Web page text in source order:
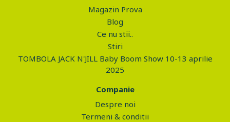
Magazin Prova
Blog
Ce nu stii..
Stiri
TOMBOLA JACK N'JILL Baby Boom Show 10-13 aprilie
2025
Companie
Despre noi
Termeni & conditii